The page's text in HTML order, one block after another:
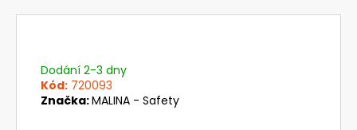
Dodání 2-3 dny
Kód: 720093
Značka:MALINA - Safety